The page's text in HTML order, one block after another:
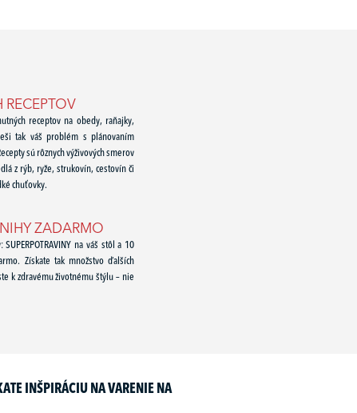
RECEPTOV
receptov na obedy, raňajky,
tak váš problém s plánovaním
sú rôznych výživových smerov
z rýb, ryže, strukovín, cestovín či
chuťovky.
ZADARMO
na váš stôl a 10
Získate tak množstvo ďalších
k zdravému životnému štýlu – nie
INŠPIRÁCIU NA VARENIE NA